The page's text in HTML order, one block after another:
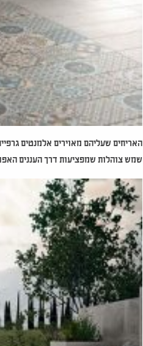
האריחים שעליהם מאוירים אלמנטים
שמש צוהלות שמפציעות דרך העננים